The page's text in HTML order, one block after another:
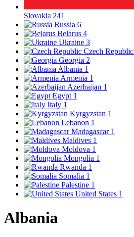
Slovakia 241
Russia 6
Belarus 4
Ukraine 3
Czech Republic
Georgia 2
Albania 1
Armenia 1
Azerbaijan 1
Egypt 1
Italy 1
Kyrgyzstan 1
Lebanon 1
Madagascar 1
Maldives 1
Moldova 1
Mongolia 1
Rwanda 1
Somalia 1
Palestine 1
United States 1
Albania